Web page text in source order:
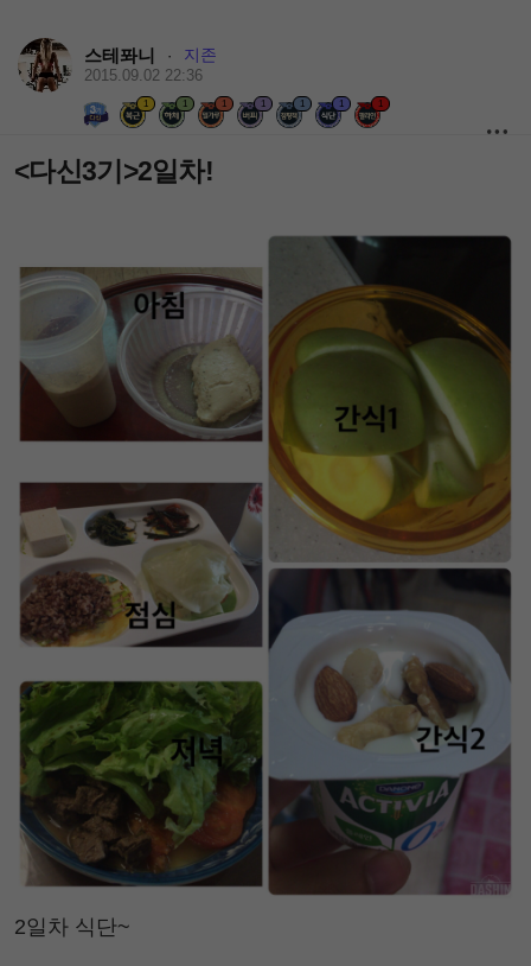
스테퐈니 · 지존
2015.09.02 22:36
1 1 1 1 1 1 1
<다신3기>2일차!
2일차 식단~